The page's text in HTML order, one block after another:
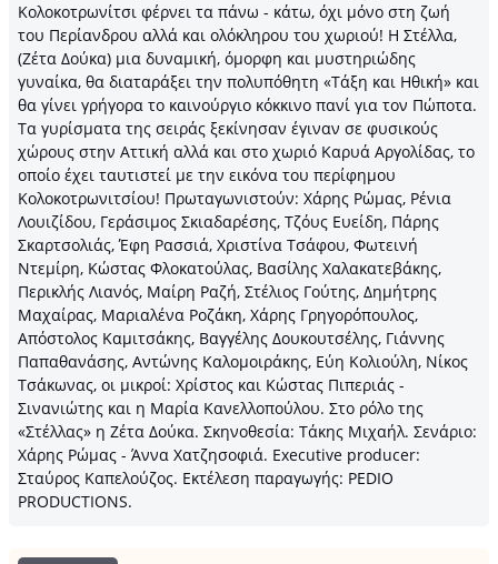
Κολοκοτρωνίτσι φέρνει τα πάνω - κάτω, όχι μόνο στη ζωή
του Περίανδρου αλλά και ολόκληρου του χωριού! Η Στέλλα,
(Ζέτα Δούκα) μια δυναμική, όμορφη και μυστηριώδης
γυναίκα, θα διαταράξει την πολυπόθητη «Τάξη και Ηθική» και
θα γίνει γρήγορα το καινούργιο κόκκινο πανί για τον Πώποτα.
Τα γυρίσματα της σειράς ξεκίνησαν έγιναν σε φυσικούς
χώρους στην Αττική αλλά και στο χωριό Καρυά Αργολίδας, το
οποίο έχει ταυτιστεί με την εικόνα του περίφημου
Κολοκοτρωνιτσίου! Πρωταγωνιστούν: Χάρης Ρώμας, Ρένια
Λουιζίδου, Γεράσιμος Σκιαδαρέσης, Τζόυς Ευείδη, Πάρης
Σκαρτσολιάς, Έφη Ρασσιά, Χριστίνα Τσάφου, Φωτεινή
Ντεμίρη, Κώστας Φλοκατούλας, Βασίλης Χαλακατεβάκης,
Περικλής Λιανός, Μαίρη Ραζή, Στέλιος Γούτης, Δημήτρης
Μαχαίρας, Μαριαλένα Ροζάκη, Χάρης Γρηγορόπουλος,
Απόστολος Καμιτσάκης, Βαγγέλης Δουκουτσέλης, Γιάννης
Παπαθανάσης, Αντώνης Καλομοιράκης, Εύη Κολιούλη, Νίκος
Τσάκωνας, οι μικροί: Χρίστος και Κώστας Πιπεριάς -
Σινανιώτης και η Μαρία Κανελλοπούλου. Στο ρόλο της
«Στέλλας» η Ζέτα Δούκα. Σκηνοθεσία: Τάκης Μιχαήλ. Σενάριο:
Χάρης Ρώμας - Άννα Χατζησοφιά. Executive producer:
Σταύρος Καπελούζος. Εκτέλεση παραγωγής: PEDIO
PRODUCTIONS.